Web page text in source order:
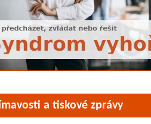
a tiskové zprávy